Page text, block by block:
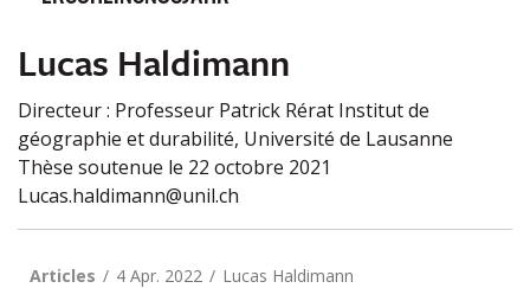
Lucas Haldimann
Directeur : Professeur Patrick Rérat Institut de
géographie et durabilité, Université de Lausanne
Thèse soutenue le 22 octobre 2021
Lucas.haldimann@unil.ch
Articles 4 Apr. 2022 Lucas Haldimann